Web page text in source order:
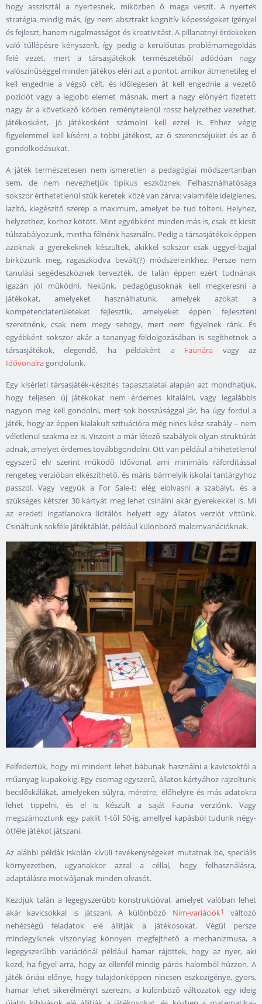
hogy asszisztál a nyertesnek, miközben ő maga veszít. A nyertes
stratégia mindig más, így nem absztrakt kognitív képességeket igényel
és fejleszt, hanem rugalmasságot és kreativitást. A pillanatnyi érdekeken
való túllépésre kényszerít, így pedig a kerülőutas problémamegoldás
felé vezet, mert a társasjátékok természetéből adódóan nagy
valószínűséggel minden játékos eléri azt a pontot, amikor átmenetileg el
kell engednie a végső célt, és időlegesen át kell engednie a vezető
pozíciót vagy a legjobb elemet másnak, mert a nagy előnyért fizetett
nagy ár a következő körben reménytelenül rossz helyzethez vezethet.
Játékosként, jó játékosként számolni kell ezzel is. Ehhez végig
figyelemmel kell kísérni a többi játékost, az ő szerencséjüket és az ő
gondolkodásukat.
A játék természetesen nem ismeretlen a pedagógiai módszertanban
sem, de nem nevezhetjük tipikus eszköznek. Felhasználhatósága
sokszor érthetetlenül szűk keretek közé van zárva: valamiféle ideiglenes,
lazító, kiegészítő szerep a maximum, amelyet be tud tölteni. Helyhez,
helyzethez, korhoz kötött. Mint egyébként minden más is, csak itt kicsit
túlszabályozunk, mintha félnénk használni. Pedig a társasjátékok éppen
azoknak a gyerekeknek készültek, akikkel sokszor csak üggyel-bajjal
birkózunk meg, ragaszkodva bevált(?) módszereinkhez. Persze nem
tanulási segédeszköznek tervezték, de talán éppen ezért tudnának
igazán jól működni. Nekünk, pedagógusoknak kell megkeresni a
játékokat, amelyeket használhatunk, amelyek azokat a
kompetenciaterületeket fejlesztik, amelyeket éppen fejleszteni
szeretnénk, csak nem megy sehogy, mert nem figyelnek ránk. És
egyébként sokszor akár a tananyag feldolgozásában is segíthetnek a
társasjátékok, elegendő, ha példaként a Faunára vagy az
Idővonalra gondolunk.
Egy kísérleti társasjáték-készítés tapasztalatai alapján azt mondhatjuk,
hogy teljesen új játékokat nem érdemes kitalálni, vagy legalábbis
nagyon meg kell gondolni, mert sok bosszúsággal jár, ha úgy fordul a
játék, hogy az éppen kialakult szituációra még nincs kész szabály – nem
véletlenül szakma ez is. Viszont a már létező szabályok olyan struktúrát
adnak, amelyet érdemes továbbgondolni. Ott van például a hihetetlenül
egyszerű elv szerint működő Idővonal, ami minimális ráfordítással
rengeteg verzióban elkészíthető, és máris bármelyik iskolai tantárgyhoz
passzol. Vagy vegyük a For Sale-t: elég elolvasni a szabályt, és a
szükséges kétszer 30 kártyát meg lehet csinálni akár gyerekekkel is. Mi
az eredeti ingatlanokra licitálós helyett egy állatos verziót vittünk.
Csináltunk sokféle játéktáblát, például különböző malomvariációknak.
Felfedeztük, hogy mi mindent lehet bábunak használni a kavicsoktól a
műanyag kupakokig. Egy csomag egyszerű, állatos kártyához rajzoltunk
becslőskálákat, amelyeken súlyra, méretre, élőhelyre és más adatokra
lehet tippelni, és el is készült a saját Fauna verziónk. Vagy
megszámoztunk egy paklit 1-től 50-ig, amellyel kapásból tudunk négy-
ötféle játékot játszani.
Az alábbi példák iskolán kívüli tevékenységeket mutatnak be, speciális
környezetben, ugyanakkor azzal a céllal, hogy felhasználásra,
adaptálásra motiváljanak minden olvasót.
Kezdjük talán a legegyszerűbb konstrukcióval, amelyet valóban lehet
akár kavicsokkal is játszani. A különböző Nim-variációk1
változó
nehézségű feladatok elé állítják a játékosokat. Végül persze
mindegyiknek viszonylag könnyen megfejthető a mechanizmusa, a
legegyszerűbb variációnál például hamar rájöttek, hogy az nyer, aki
kezd, ha figyel arra, hogy az ellenfél mindig páros halomból húzzon. A
játék óriási előnye, hogy tulajdonképpen nincsen eszközigénye, gyors,
hamar lehet sikerélményt szerezni, a különböző változatok egy ideig